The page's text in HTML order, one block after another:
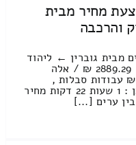
מחיר מבית
והרכבה
מבית גוברין ← ליהוד
כולל פירוק והרכבה מחיר מחירון: 2889.29 ₪ / אלה
שבטווח המחירים 3600 – 2700 ₪ עבודות סבלות ,
טעינה ופריקה : 1454.88 ₪ / זמן : 1 שעות 22 דקות מחיר